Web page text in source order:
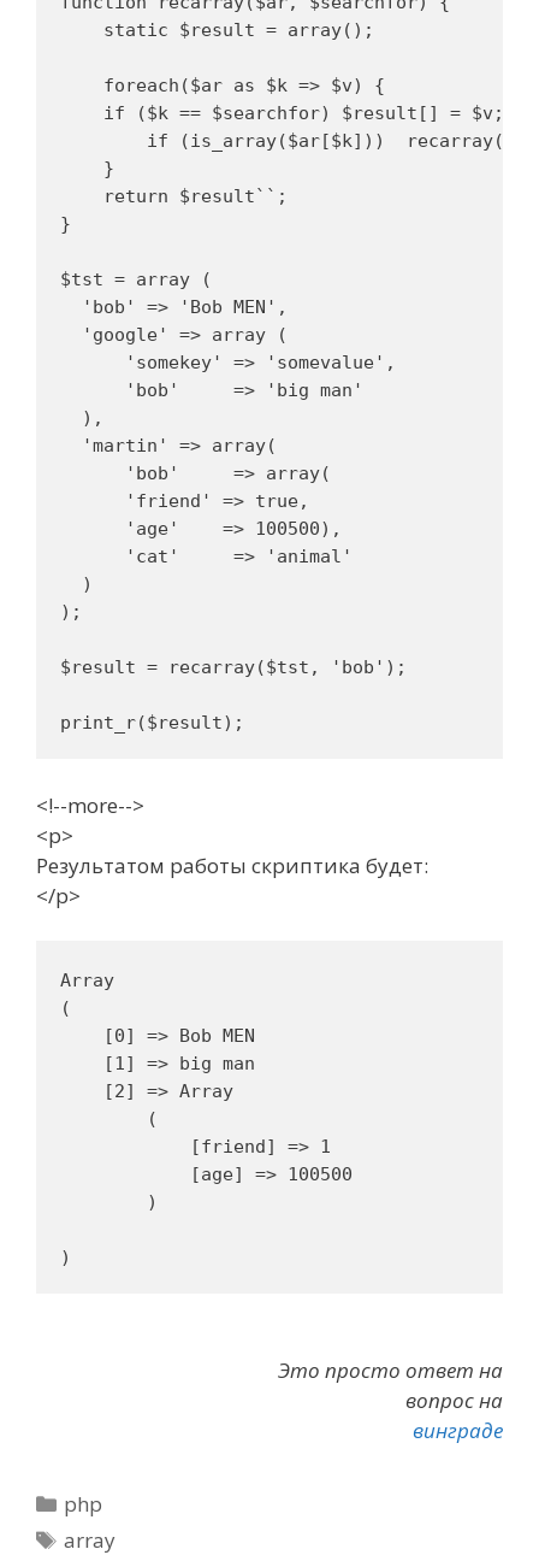
    static $result = array();
    foreach($ar as $k => $v) {
    if ($k == $searchfor) $result[] = $v;
if (is_array($ar[$k]))
    }
    return $result``;
}
$tst = array (
  'bob' => 'Bob MEN',
  'google' => array (
      'somekey' => 'somevalue',
      'bob'     => 'big man'
  ),
  'martin' => array(
      'bob'     => array(
      'friend' => true,
      'age'    => 100500),
      'cat'     => 'animal'
  )
);
$result = recarray($tst, 'bob');
<!--more-->
<p>
Результатом работы скриптика будет:
</p>
Array
(
    [0] => Bob MEN
    [1] => big man
    [2] => Array
        (
            [friend] => 1
            [age] => 100500
        )
Это просто ответ на
вопрос на
винграде
Categories
php
Tags
array